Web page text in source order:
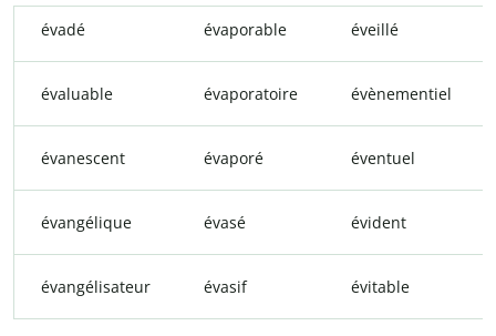
évadé évaporable éveillé
évaluable évaporatoire évènementiel
évanescent évaporé éventuel
évangélique évasé évident
évangélisateur évasif évitable